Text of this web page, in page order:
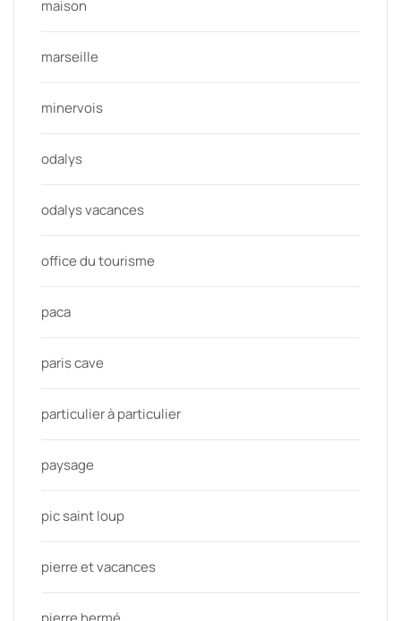
maison
marseille
minervois
odalys
odalys vacances
office du tourisme
paca
paris cave
particulier à particulier
paysage
pic saint loup
pierre et vacances